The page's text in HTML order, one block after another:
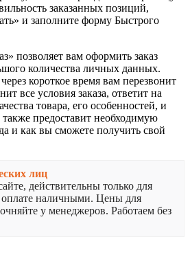
заказанных позиций,
и заполните форму Быстрого
позволяет вам оформить заказ
количества личных данных.
короткое время вам перезвонит
все условия заказа, ответит на
товара, его особенностей, и
также предоставит необходимую
и как вы сможете получить свой
лиц
действительны только для
наличными. Цены для
у менеджеров. Работаем без